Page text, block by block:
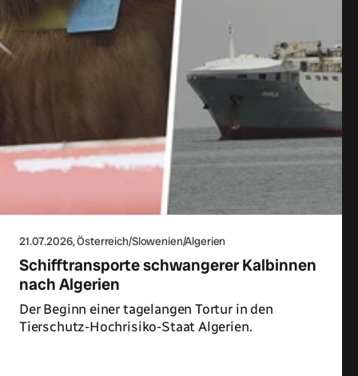
21.07.2026, Österreich/Slowenien/Algerien
Schifftransporte schwangerer Kalbinnen
nach Algerien
Der Beginn einer tagelangen Tortur in den
Tierschutz-Hochrisiko-Staat Algerien.